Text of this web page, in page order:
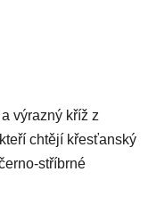
výrazný kříž z
chtějí křesťanský
stříbrné